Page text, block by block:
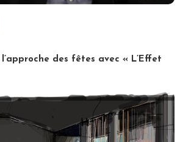
des fêtes avec « L’Effet